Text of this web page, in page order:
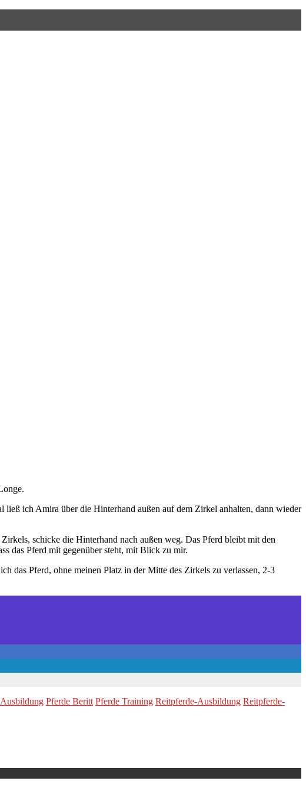
ich Amira über die Hinterhand außen auf dem Zirkel anhalten, dann wieder
schicke die Hinterhand nach außen weg. Das Pferd bleibt mit den
das Pferd mit gegenüber steht, mit Blick zu mir.
das Pferd, ohne meinen Platz in der Mitte des Zirkels zu verlassen, 2-3
Pferde Beritt Pferde Training Reitpferde-Ausbildung Reitpferde-